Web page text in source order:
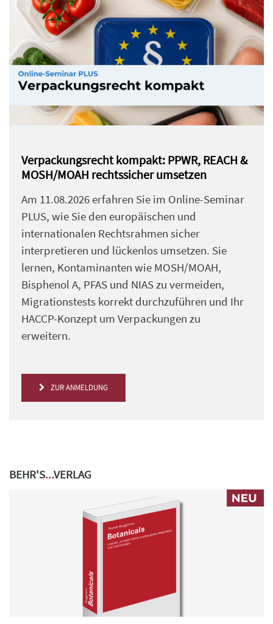
Verpackungsrecht kompakt: PPWR, REACH &
MOSH/MOAH rechtssicher umsetzen
Am 11.08.2026 erfahren Sie im Online-Seminar
PLUS, wie Sie den europäischen und
internationalen Rechtsrahmen sicher
interpretieren und lückenlos umsetzen. Sie
lernen, Kontaminanten wie MOSH/MOAH,
Bisphenol A, PFAS und NIAS zu vermeiden,
Migrationstests korrekt durchzuführen und Ihr
HACCP-Konzept um Verpackungen zu
erweitern.
ZUR ANMELDUNG
BEHR'S...VERLAG